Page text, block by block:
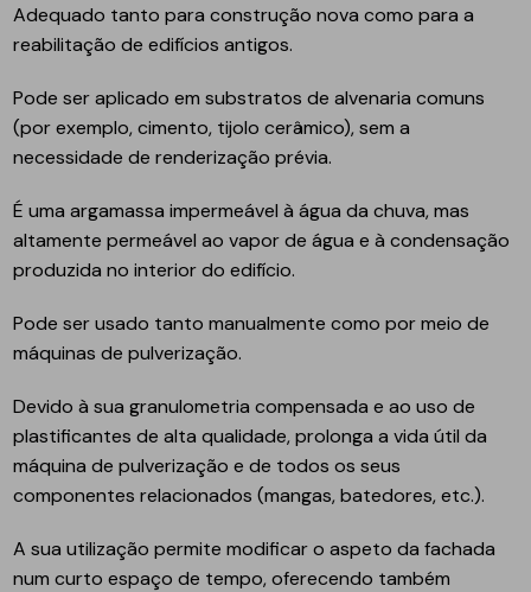
Adequado tanto para construção nova como para a
reabilitação de edifícios antigos.
Pode ser aplicado em substratos de alvenaria comuns
(por exemplo, cimento, tijolo cerâmico), sem a
necessidade de renderização prévia.
É uma argamassa impermeável à água da chuva, mas
altamente permeável ao vapor de água e à condensação
produzida no interior do edifício.
Pode ser usado tanto manualmente como por meio de
máquinas de pulverização.
Devido à sua granulometria compensada e ao uso de
plastificantes de alta qualidade, prolonga a vida útil da
máquina de pulverização e de todos os seus
componentes relacionados (mangas, batedores, etc.).
A sua utilização permite modificar o aspeto da fachada
num curto espaço de tempo, oferecendo também